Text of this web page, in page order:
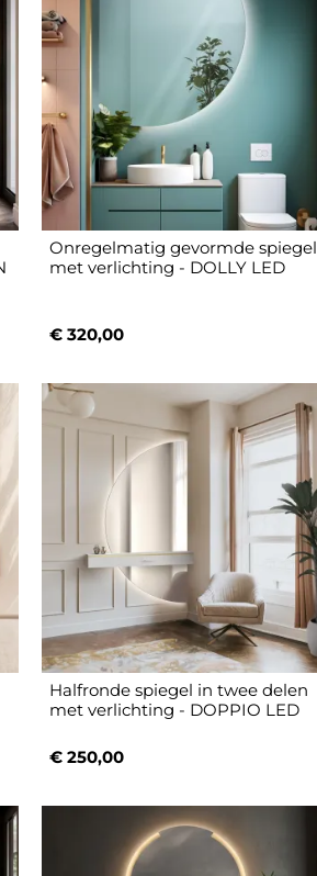
Onregelmatig gevormde spiegel
met verlichting - DOLLY LED
€ 320,00
Halfronde spiegel in twee delen
met verlichting - DOPPIO LED
€ 250,00